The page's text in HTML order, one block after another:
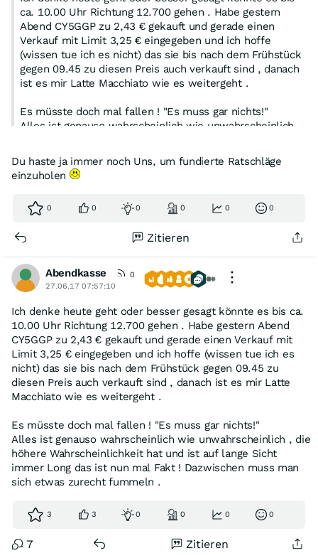
ca. 10.00 Uhr Richtung 12.700 gehen . Habe gestern
Abend CY5GGP zu 2,43 € gekauft und gerade einen
Verkauf mit Limit 3,25 € eingegeben und ich hoffe
(wissen tue ich es nicht) das sie bis nach dem Frühstück
gegen 09.45 zu diesen Preis auch verkauft sind , danach
ist es mir Latte Macchiato wie es weitergeht .
Es müsste doch mal fallen ! "Es muss gar nichts!"
Alles ist genauso wahrscheinlich wie unwahrscheinlich ,
sich etwas zurecht fummeln .
Du haste ja immer noch Uns, um fundierte Ratschläge
einzuholen
0 0 0 0 0 0
Zitieren
Abendkasse
0
27.06.17 07:57:10
Ich denke heute geht oder besser gesagt könnte es bis ca.
10.00 Uhr Richtung 12.700 gehen . Habe gestern Abend
CY5GGP zu 2,43 € gekauft und gerade einen Verkauf mit
Limit 3,25 € eingegeben und ich hoffe (wissen tue ich es
nicht) das sie bis nach dem Frühstück gegen 09.45 zu
diesen Preis auch verkauft sind , danach ist es mir Latte
Macchiato wie es weitergeht .
Es müsste doch mal fallen ! "Es muss gar nichts!"
Alles ist genauso wahrscheinlich wie unwahrscheinlich , die
höhere Wahrscheinlichkeit hat und ist auf lange Sicht
immer Long das ist nun mal Fakt ! Dazwischen muss man
sich etwas zurecht fummeln .
3 3 0 0 0 0
7 Zitieren